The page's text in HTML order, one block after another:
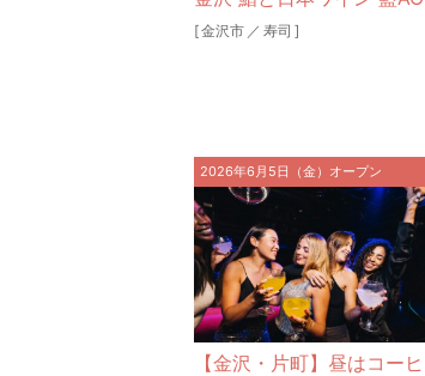
[金沢市 ／ 寿司 ]
2026年6月5日（金）オープン
【金沢・片町】昼はコーヒ